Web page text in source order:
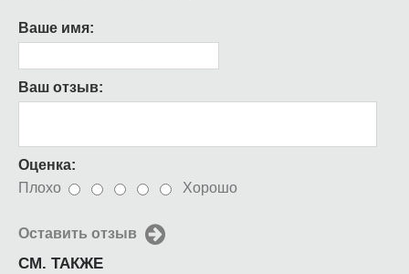
Ваше имя:
Ваш отзыв:
Оценка:
Плохо
Хорошо
Оставить отзыв
СМ. ТАКЖЕ